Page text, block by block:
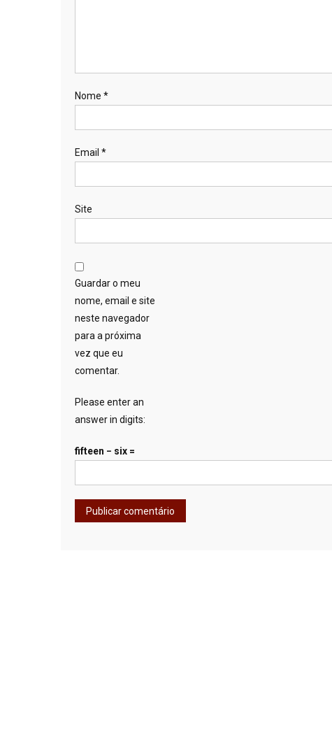
Nome *
Email *
Site
Guardar o meu
nome, email e site
neste navegador
para a próxima
vez que eu
comentar.
Please enter an
answer in digits:
fifteen − six =